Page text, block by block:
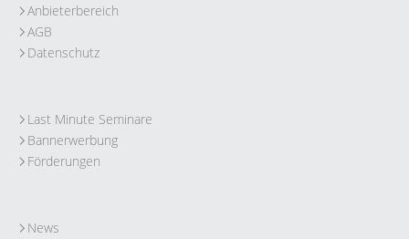
Anbieterbereich
AGB
Datenschutz
Last Minute Seminare
Bannerwerbung
Förderungen
News